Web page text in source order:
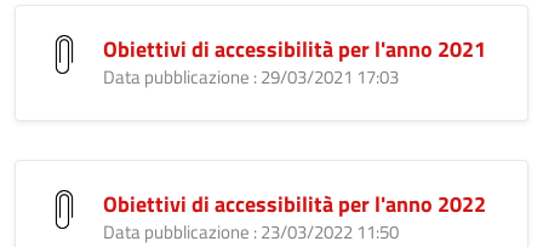
Obiettivi di accessibilità per l'anno 2021
Data pubblicazione : 29/03/2021 17:03
Obiettivi di accessibilità per l'anno 2022
Data pubblicazione : 23/03/2022 11:50